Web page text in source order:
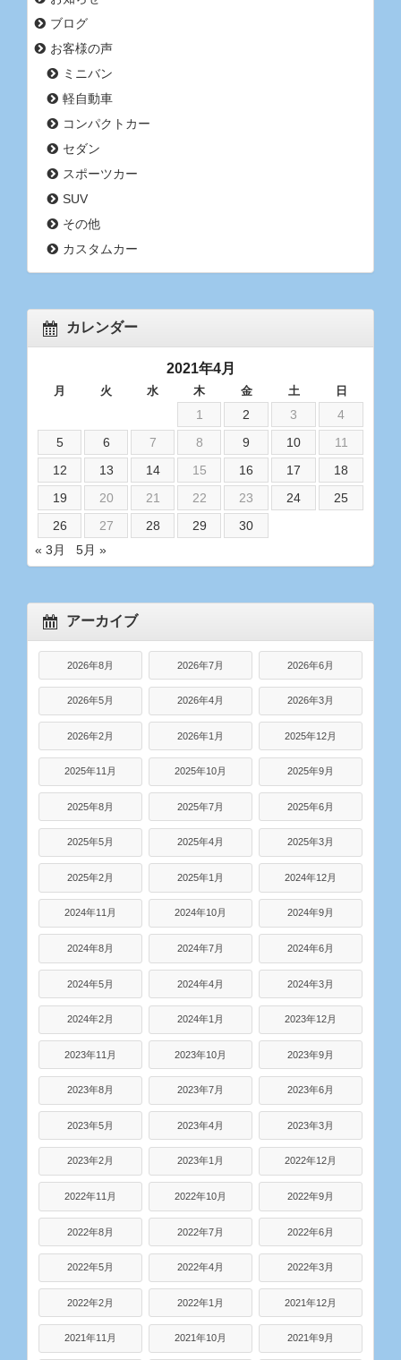
ブログ
お客様の声
ミニバン
軽自動車
コンパクトカー
セダン
スポーツカー
SUV
その他
カスタムカー
カレンダー
2021年4月
月 火 水 木 金 土 日
1 2 3
4
5
6 7 8 9 10
11
12
13 14 15 16 17
18
19
20 21 22 23 24
25
26
27 28 29
30
« 3月
5月 »
アーカイブ
2026年8月 2026年7月 2026年6月
2026年5月 2026年4月 2026年3月
2026年2月 2026年1月 2025年12月
2025年11月 2025年10月 2025年9月
2025年8月 2025年7月 2025年6月
2025年5月 2025年4月 2025年3月
2025年2月 2025年1月 2024年12月
2024年11月 2024年10月 2024年9月
2024年8月 2024年7月 2024年6月
2024年5月 2024年4月 2024年3月
2024年2月 2024年1月 2023年12月
2023年11月 2023年10月 2023年9月
2023年8月 2023年7月 2023年6月
2023年5月 2023年4月 2023年3月
2023年2月 2023年1月 2022年12月
2022年11月 2022年10月 2022年9月
2022年8月 2022年7月 2022年6月
2022年5月 2022年4月 2022年3月
2022年2月 2022年1月 2021年12月
2021年11月 2021年10月 2021年9月